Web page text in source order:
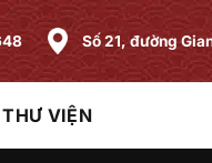
Số 21, đường
THƯ VIỆN